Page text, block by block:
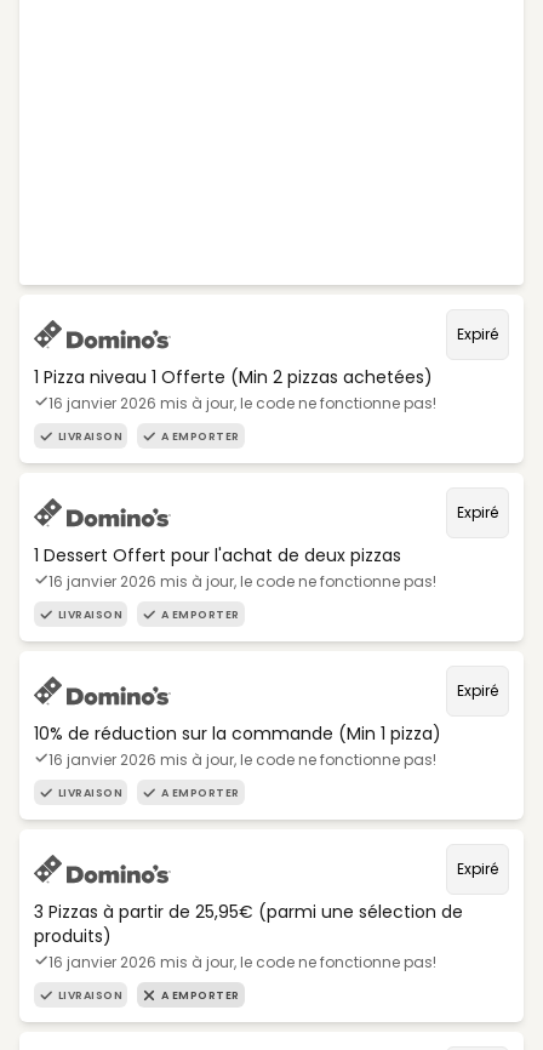
Expiré
1 Pizza niveau 1 Offerte (Min 2 pizzas achetées)
16 janvier 2026 mis à jour, le code ne fonctionne pas!
LIVRAISON A EMPORTER
Expiré
1 Dessert Offert pour l'achat de deux pizzas
16 janvier 2026 mis à jour, le code ne fonctionne pas!
LIVRAISON A EMPORTER
Expiré
10% de réduction sur la commande (Min 1 pizza)
16 janvier 2026 mis à jour, le code ne fonctionne pas!
LIVRAISON A EMPORTER
Expiré
3 Pizzas à partir de 25,95€ (parmi une sélection de
produits)
16 janvier 2026 mis à jour, le code ne fonctionne pas!
LIVRAISON A EMPORTER